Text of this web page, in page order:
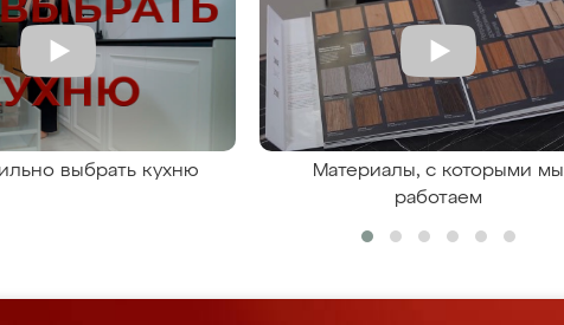
выбрать кухню
Материалы, с которыми мы
работаем